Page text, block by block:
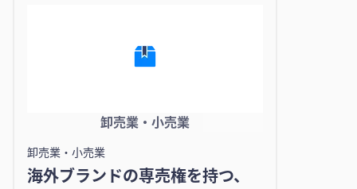
卸売業・小売業
卸売業・小売業
海外ブランドの専売権を持つ、